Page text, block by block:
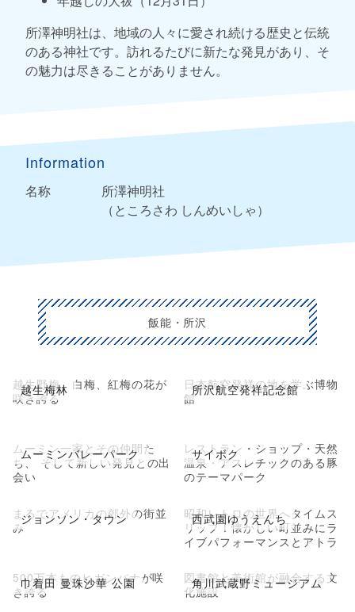
所澤神明社は、地域の人々に愛され続ける歴史と伝統
のある神社です。訪れるたびに新たな発見があり、そ
の魅力は尽きることがありません。
Information
名称
所澤神明社
（ところさわ しんめいしゃ）
飯能・所沢
越生梅林
越生野梅、白梅、紅梅の花が
咲き誇る
所沢航空発祥記念館
日本航空発祥の地を学ぶ博物
館
ムーミンバレーパーク
ムーミン一家とその仲間た
ち、 そして新しい発見との出
会い
サイボク
レストラン・ショップ・天然
温泉・アスレチックのある豚
のテーマパーク
ジョンソン・タウン
まるでアメリカの郊外の街並
み
西武園ゆうえんち
昭和レトロの世界へタイムス
リップ！懐かしい町並みにラ
イブパフォーマンスとアトラ
巾着田 曼珠沙華 公園
500万本ものヒガンバナが咲
き誇る
角川武蔵野ミュージアム
図書館と美術館が融合する文
化施設